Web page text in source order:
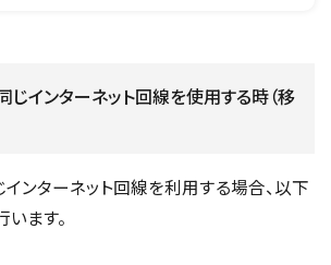
じインターネット回線を使用する時（移
ンターネット回線を利用する場合、以下
ます。